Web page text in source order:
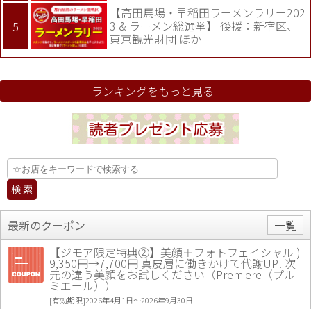
【高田馬場・早稲田ラーメンラリー202
3 & ラーメン総選挙】 後援：新宿区、
東京観光財団 ほか
ランキングをもっと見る
最新のクーポン
一覧
【ジモア限定特典②】美顔＋フォトフェイシャル )
9,350円→7,700円 真皮層に働きかけて代謝UP! 次
元の違う美顔をお試しください（Premiere（プル
ミエール））
[有効期限]2026年4月1日〜2026年9月30日